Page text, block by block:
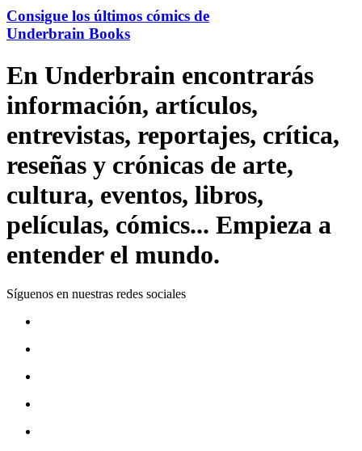
Consigue los últimos cómics de
Underbrain Books
En Underbrain encontrarás
información, artículos,
entrevistas, reportajes, crítica,
reseñas y crónicas de arte,
cultura, eventos, libros,
películas, cómics... Empieza a
entender el mundo.
Síguenos en nuestras redes sociales